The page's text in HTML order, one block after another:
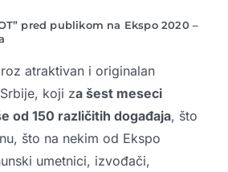
pred publikom na Ekspo 2020 –
atraktivan i originalan
koji za šest meseci
od 150 različitih događaja, što
što na nekim od Ekspo
umetnici, izvođači,